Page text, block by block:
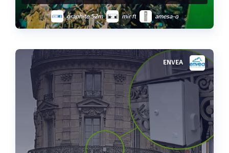
graphite 52m mir ft amesa-d
Voir plus ENVEA